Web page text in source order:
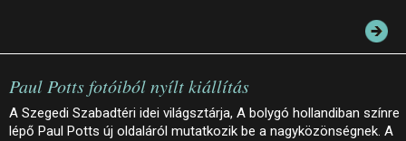
Paul Potts fotóiból nyílt kiállítás
A Szegedi Szabadtéri idei világsztárja, A bolygó hollandiban színre
lépő Paul Potts új oldaláról mutatkozik be a nagyközönségnek. A